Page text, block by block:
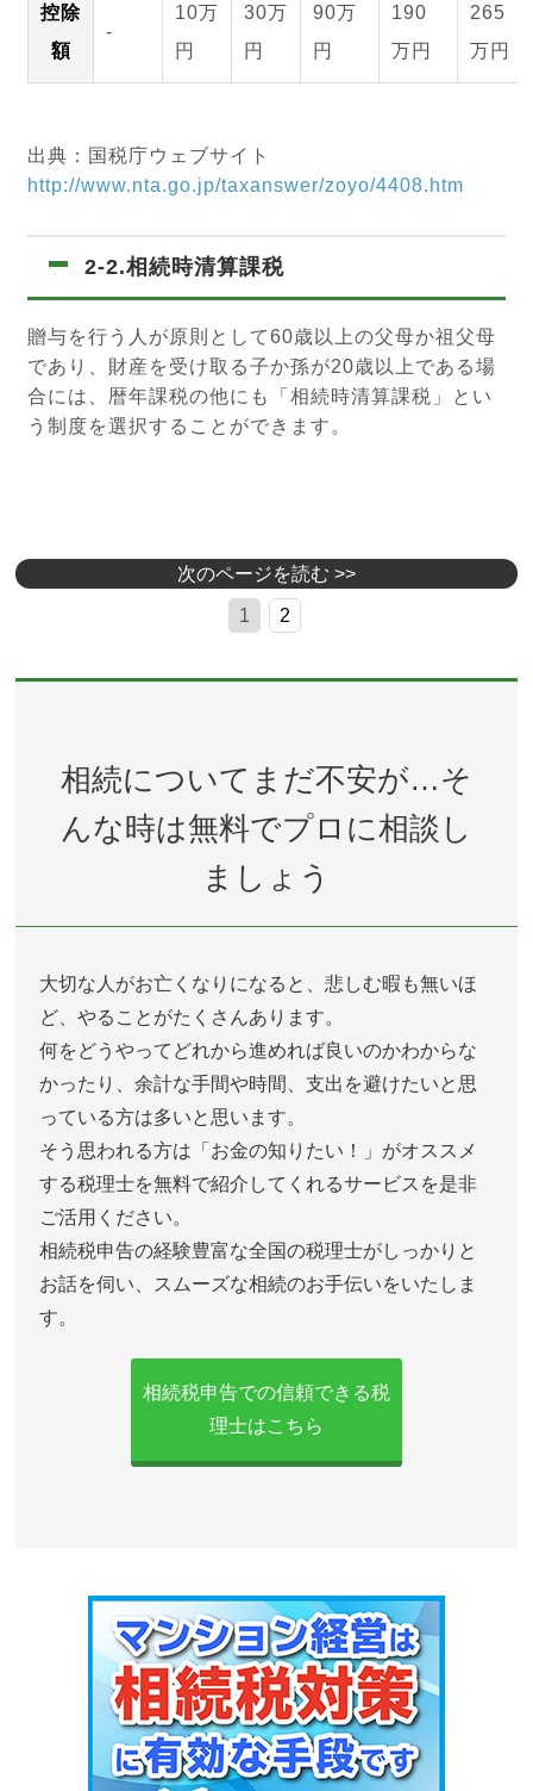
控除
額
‐
10万
円
30万
円
90万
円
190
万円
265
万円
出典：国税庁ウェブサイト
http://www.nta.go.jp/taxanswer/zoyo/4408.htm
2-2.相続時清算課税
贈与を行う人が原則として60歳以上の父母か祖父母
であり、財産を受け取る子か孫が20歳以上である場
合には、暦年課税の他にも「相続時清算課税」とい
う制度を選択することができます。
次のページを読む >>
1 2
相続についてまだ不安が…そ
んな時は無料でプロに相談し
ましょう
大切な人がお亡くなりになると、悲しむ暇も無いほ
ど、やることがたくさんあります。
何をどうやってどれから進めれば良いのかわからな
かったり、余計な手間や時間、支出を避けたいと思
っている方は多いと思います。
そう思われる方は「お金の知りたい！」がオススメ
する税理士を無料で紹介してくれるサービスを是非
ご活用ください。
相続税申告の経験豊富な全国の税理士がしっかりと
お話を伺い、スムーズな相続のお手伝いをいたしま
す。
相続税申告での信頼できる税
理士はこちら